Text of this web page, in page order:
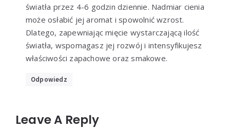
światła przez 4-6 godzin dziennie. Nadmiar cienia
może osłabić jej aromat i spowolnić wzrost.
Dlatego, zapewniając mięcie wystarczającą ilość
światła, wspomagasz jej rozwój i intensyfikujesz
właściwości zapachowe oraz smakowe.
Odpowiedz
Leave A Reply